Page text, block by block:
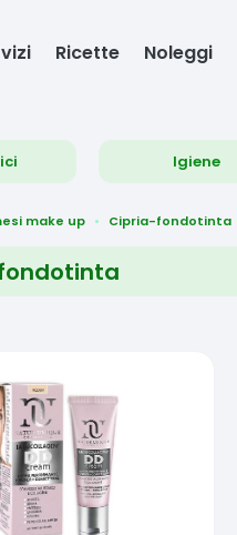
Ricette Noleggi
Igiene
make up Cipria-fondotinta